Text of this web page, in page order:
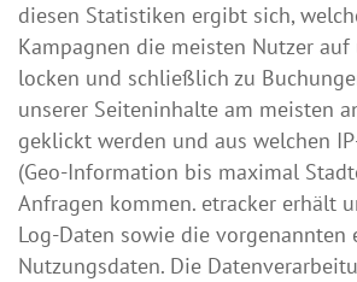
diesen Statistiken ergibt sich,
Kampagnen die meisten Nutzer auf
locken und schließlich zu
unserer Seiteninhalte am meisten
geklickt werden und aus welchen
(Geo-Information bis maximal
Anfragen kommen. etracker erhält
Log-Daten sowie die vorgenannten
Nutzungsdaten. Die